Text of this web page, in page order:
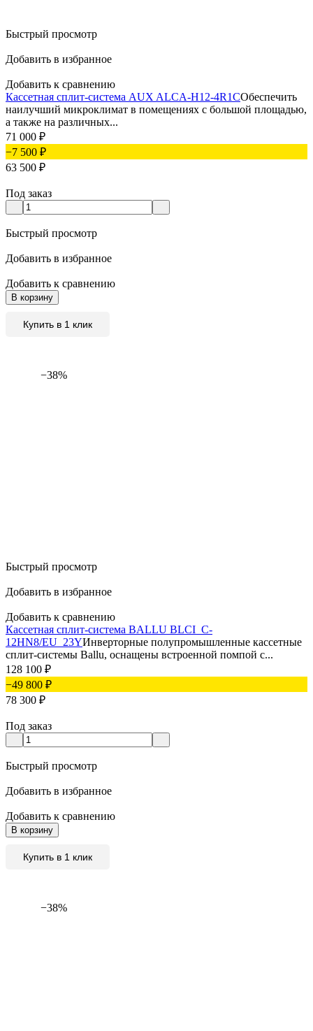
Быстрый просмотр
Добавить в избранное
Добавить к сравнению
Кассетная сплит-система AUX ALCA-H12-4R1CОбеспечить
наилучший микроклимат в помещениях с большой площадью,
а также на различных...
71 000 ₽
−7 500 ₽
63 500 ₽
Под заказ
Быстрый просмотр
Добавить в избранное
Добавить к сравнению
В корзину
Купить в 1 клик
−38%
Быстрый просмотр
Добавить в избранное
Добавить к сравнению
Кассетная сплит-система BALLU BLCI_C-
12HN8/EU_23YИнверторные полупромышленные кассетные
сплит-системы Ballu, оснащены встроенной помпой с...
128 100 ₽
−49 800 ₽
78 300 ₽
Под заказ
Быстрый просмотр
Добавить в избранное
Добавить к сравнению
В корзину
Купить в 1 клик
−38%